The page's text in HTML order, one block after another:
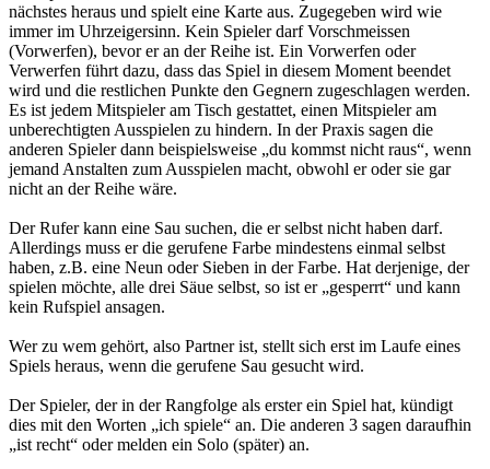
nächstes heraus und spielt eine Karte aus. Zugegeben wird wie
immer im Uhrzeigersinn. Kein Spieler darf Vorschmeissen
(Vorwerfen), bevor er an der Reihe ist. Ein Vorwerfen oder
Verwerfen führt dazu, dass das Spiel in diesem Moment beendet
wird und die restlichen Punkte den Gegnern zugeschlagen werden.
Es ist jedem Mitspieler am Tisch gestattet, einen Mitspieler am
unberechtigten Ausspielen zu hindern. In der Praxis sagen die
anderen Spieler dann beispielsweise „du kommst nicht raus“, wenn
jemand Anstalten zum Ausspielen macht, obwohl er oder sie gar
nicht an der Reihe wäre.
Der Rufer kann eine Sau suchen, die er selbst nicht haben darf.
Allerdings muss er die gerufene Farbe mindestens einmal selbst
haben, z.B. eine Neun oder Sieben in der Farbe. Hat derjenige, der
spielen möchte, alle drei Säue selbst, so ist er „gesperrt“ und kann
kein Rufspiel ansagen.
Wer zu wem gehört, also Partner ist, stellt sich erst im Laufe eines
Spiels heraus, wenn die gerufene Sau gesucht wird.
Der Spieler, der in der Rangfolge als erster ein Spiel hat, kündigt
dies mit den Worten „ich spiele“ an. Die anderen 3 sagen daraufhin
„ist recht“ oder melden ein Solo (später) an.